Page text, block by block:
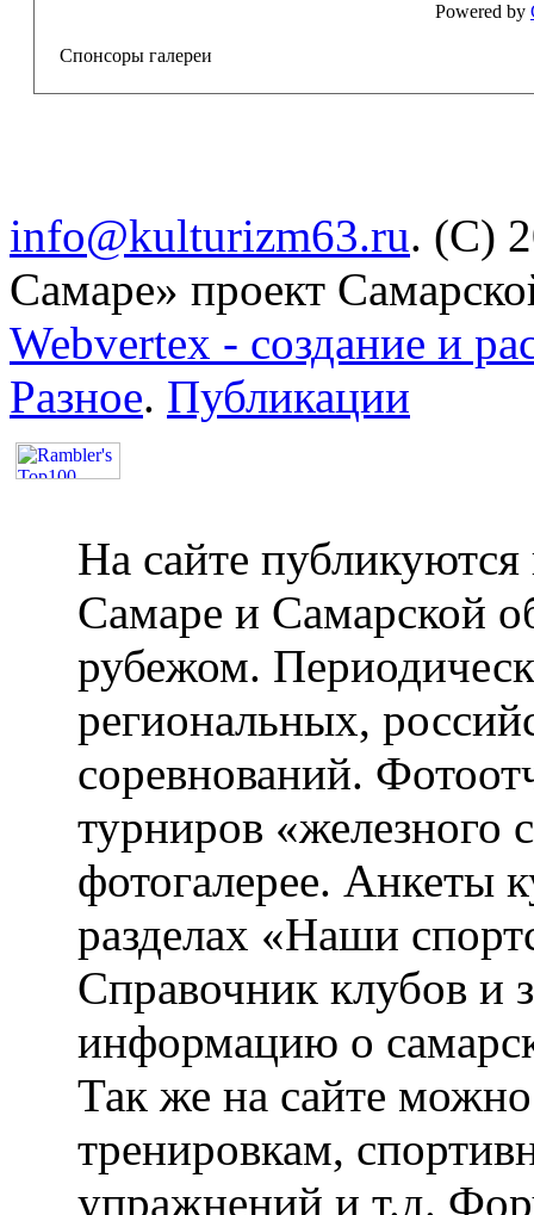
Powered by
Спонсоры галереи
info@kulturizm63.ru. (C)
Самаре» проект
Webvertex - создание и
Разное. Публикации
На сайте публикуются
Самаре и Самарской
рубежом.
региональных,
соревнований.
турниров «железного
фотогалерее. Анкеты
разделах «Наши
Справочник клубов и
информацию о
Так же на сайте
тренировкам,
упражнений и т.д.